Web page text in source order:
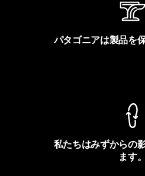
パタゴニアは製品を
私たちはみずからの
ます。